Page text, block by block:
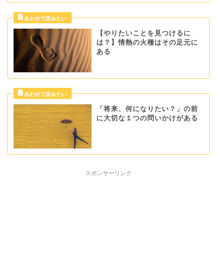
【やりたいことを見つけるに
は？】情熱の火種はその足元に
ある
「将来、何になりたい？」の前
に大切な１つの問いかけがある
スポンサーリンク